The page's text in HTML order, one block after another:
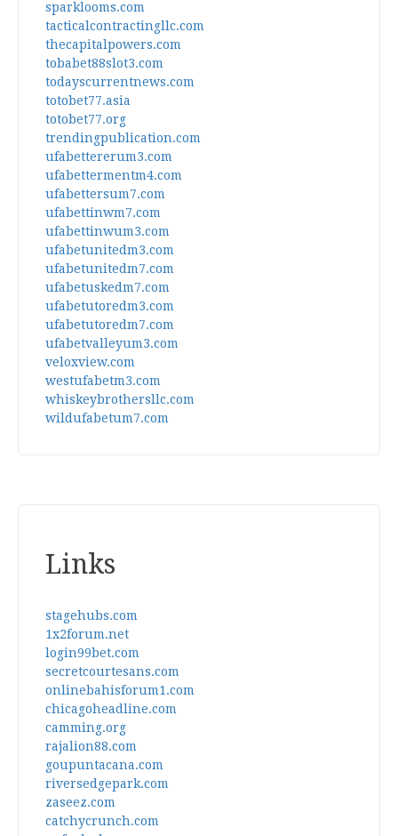
sparklooms.com
tacticalcontractingllc.com
thecapitalpowers.com
tobabet88slot3.com
todayscurrentnews.com
totobet77.asia
totobet77.org
trendingpublication.com
ufabettererum3.com
ufabettermentm4.com
ufabettersum7.com
ufabettinwm7.com
ufabettinwum3.com
ufabetunitedm3.com
ufabetunitedm7.com
ufabetuskedm7.com
ufabetutoredm3.com
ufabetutoredm7.com
ufabetvalleyum3.com
veloxview.com
westufabetm3.com
whiskeybrothersllc.com
wildufabetum7.com
Links
stagehubs.com
1x2forum.net
login99bet.com
secretcourtesans.com
onlinebahisforum1.com
chicagoheadline.com
camming.org
rajalion88.com
goupuntacana.com
riversedgepark.com
zaseez.com
catchycrunch.com